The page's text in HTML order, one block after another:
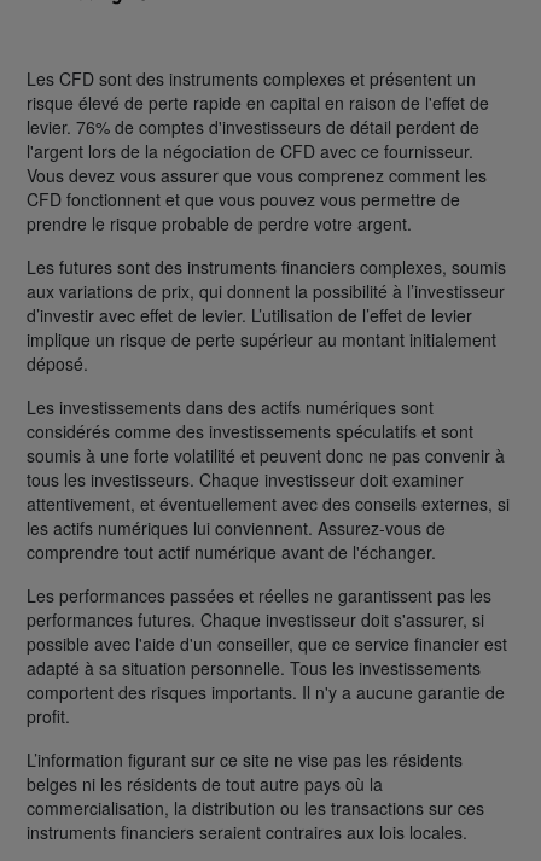
Les CFD sont des instruments complexes et présentent un
risque élevé de perte rapide en capital en raison de l'effet de
levier. 76% de comptes d'investisseurs de détail perdent de
l'argent lors de la négociation de CFD avec ce fournisseur.
Vous devez vous assurer que vous comprenez comment les
CFD fonctionnent et que vous pouvez vous permettre de
prendre le risque probable de perdre votre argent.
Les futures sont des instruments financiers complexes, soumis
aux variations de prix, qui donnent la possibilité à l’investisseur
d’investir avec effet de levier. L’utilisation de l’effet de levier
implique un risque de perte supérieur au montant initialement
déposé.
Les investissements dans des actifs numériques sont
considérés comme des investissements spéculatifs et sont
soumis à une forte volatilité et peuvent donc ne pas convenir à
tous les investisseurs. Chaque investisseur doit examiner
attentivement, et éventuellement avec des conseils externes, si
les actifs numériques lui conviennent. Assurez-vous de
comprendre tout actif numérique avant de l'échanger.
Les performances passées et réelles ne garantissent pas les
performances futures. Chaque investisseur doit s'assurer, si
possible avec l'aide d'un conseiller, que ce service financier est
adapté à sa situation personnelle. Tous les investissements
comportent des risques importants. Il n'y a aucune garantie de
profit.
L’information figurant sur ce site ne vise pas les résidents
belges ni les résidents de tout autre pays où la
commercialisation, la distribution ou les transactions sur ces
instruments financiers seraient contraires aux lois locales.